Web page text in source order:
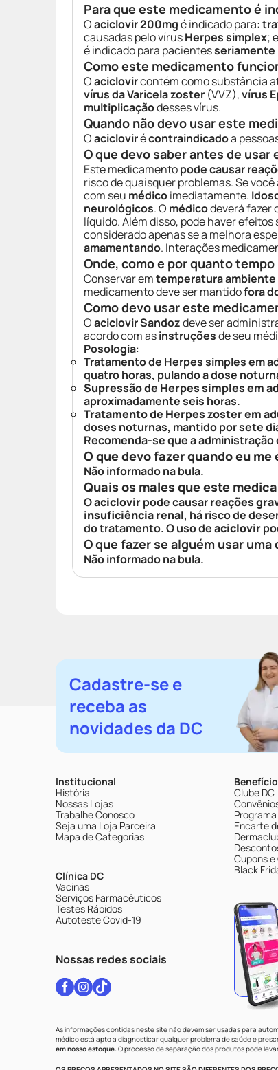
Para que este medicamento é
Oaciclovir 200mgé indicado para:
causadas pelo vírusHerpes simplex;
é indicado para pacientes
Como este medicamento
Oaciclovircontém como substância
vírus da Varicela zoster (VVZ),vírus
multiplicaçãodesses vírus.
Quando não devo usar este
Oaciclovirécontraindicadoa
O que devo saber antes de
Este medicamentopode causar
risco de quaisquer problemas. Se
com seu médicoimediatamente.
neurológicos. O médicodeverá fazer
líquido. Além disso, pode haver efeitos
considerado apenas se a melhora
amamentando. Interações
Onde, como e por quanto
Conservar emtemperatura ambiente
medicamento deve ser mantidofora
Como devo usar este
Oaciclovir Sandozdeve ser
acordo com asinstruçõesde seu
Posologia:
Tratamento de Herpes simples em
quatro horas, pulando a dose
Supressão de Herpes simples em
aproximadamente seis horas.
Tratamento de Herpes zoster em
doses noturnas, mantido por sete
Recomenda-se que a
O que devo fazer quando eu
Não informado na bula.
Quais os males que este
Oaciclovirpode causarreações
insuficiência renal, há risco de
do tratamento. O uso deaciclovir
O que fazer se alguém usar
Não informado na bula.
Cadastre-se e
receba as
novidades da DC
Institucional
História
Nossas Lojas
Trabalhe Conosco
Seja uma Loja Parceira
Mapa de Categorias
Clínica DC
Vacinas
Serviços Farmacêuticos
Testes Rápidos
Autoteste Covid-19
Nossas redes sociais
Clube DC
Encarte
Cupons
Black
As informações contidas neste site não devem ser usadas para
médico está apto a diagnosticar qualquer problema de saúde e
em nosso estoque.O processo de separação dos produtos pode